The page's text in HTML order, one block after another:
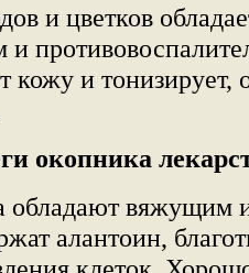
и цветков
кожу и тонизирует,
окопника
обладают вяжущим
алантоин,